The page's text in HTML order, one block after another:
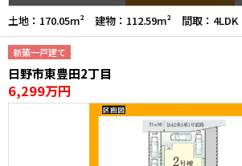
土地：170.05m² 建物：112.59m² 間取：4LDK
新築一戸建て
日野市東豊田2丁目
6,299万円